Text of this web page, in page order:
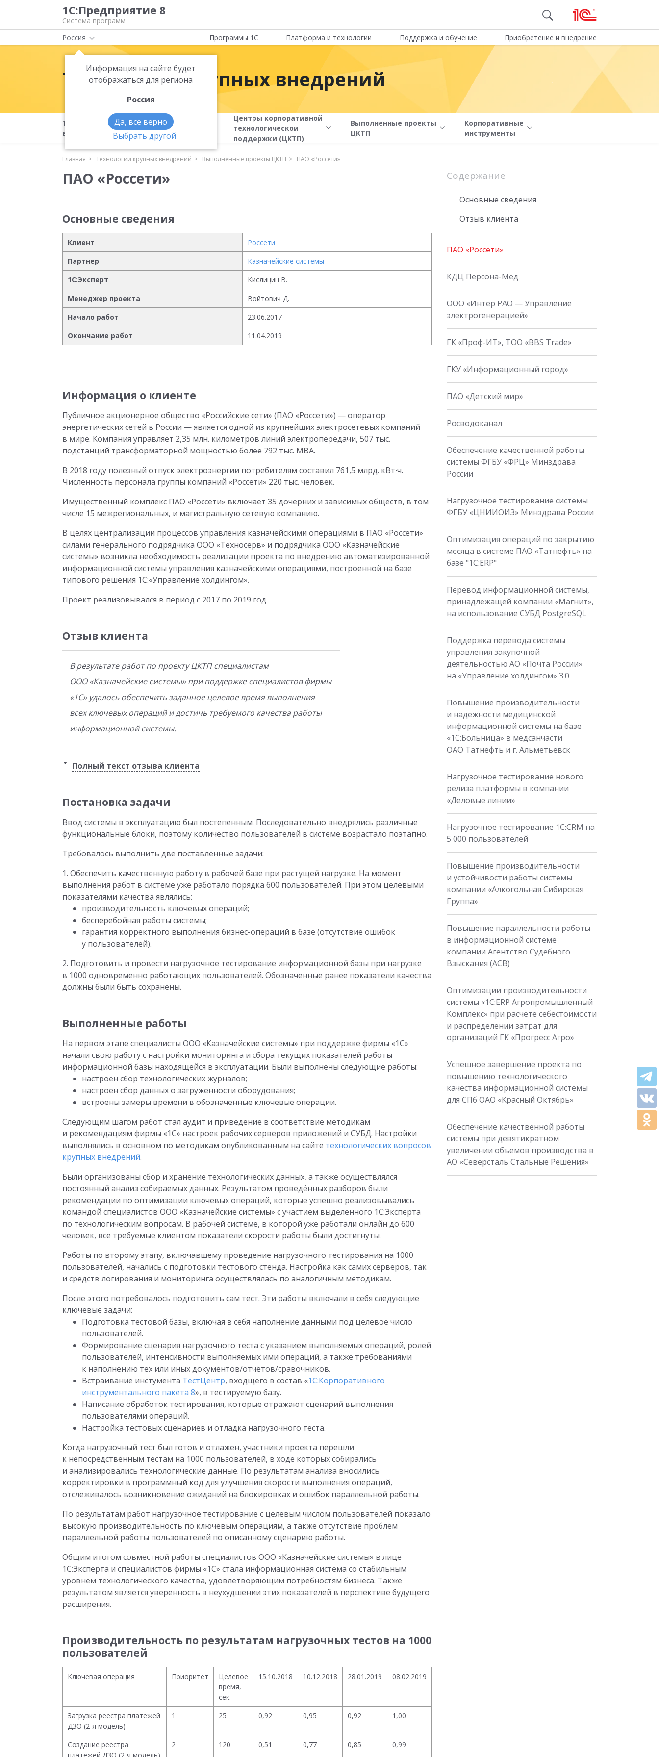
1С:Предприятие 8
Система программ
Россия
Информация на сайте будет
отображаться для региона
Россия
Да, все верно
Выбрать другой
Программы 1С Платформа и технологии Поддержка и обучение Приобретение и внедрение
Технологии крупных внедрений
Технологии крупных
внедрений
Бета-
тестирование
Центры корпоративной
технологической
поддержки (ЦКТП)
Выполненные проекты
ЦКТП
Корпоративные
инструменты
Главная Технологии крупных внедрений Выполненные проекты ЦКТП ПАО «Россети»
ПАО «Россети»
Основные сведения
Клиент
Россети
Партнер
Казначейские системы
1С:Эксперт
Кислицин В.
Менеджер проекта
Войтович Д.
Начало работ
23.06.2017
Окончание работ
11.04.2019
Информация о клиенте
Публичное акционерное общество «Российские сети» (ПАО «Россети») — оператор
энергетических сетей в России — является одной из крупнейших электросетевых компаний
в мире. Компания управляет 2,35 млн. километров линий электропередачи, 507 тыс.
подстанций трансформаторной мощностью более 792 тыс. МВА.
В 2018 году полезный отпуск электроэнергии потребителям составил 761,5 млрд. кВт∙ч.
Численность персонала группы компаний «Россети» 220 тыс. человек.
Имущественный комплекс ПАО «Россети» включает 35 дочерних и зависимых обществ, в том
числе 15 межрегиональных, и магистральную сетевую компанию.
В целях централизации процессов управления казначейскими операциями в ПАО «Россети»
силами генерального подрядчика ООО «Техносерв» и подрядчика ООО «Казначейские
системы» возникла необходимость реализации проекта по внедрению автоматизированной
информационной системы управления казначейскими операциями, построенной на базе
типового решения 1С:«Управление холдингом».
Проект реализовывался в период с 2017 по 2019 год.
Отзыв клиента
В результате работ по проекту ЦКТП специалистам
ООО «Казначейские системы» при поддержке специалистов фирмы
«1С» удалось обеспечить заданное целевое время выполнения
всех ключевых операций и достичь требуемого качества работы
информационной системы.
Полный текст отзыва клиента
Постановка задачи
Ввод системы в эксплуатацию был постепенным. Последовательно внедрялись различные
функциональные блоки, поэтому количество пользователей в системе возрастало поэтапно.
Требовалось выполнить две поставленные задачи:
1. Обеспечить качественную работу в рабочей базе при растущей нагрузке. На момент
выполнения работ в системе уже работало порядка 600 пользователей. При этом целевыми
показателями качества являлись:
производительность ключевых операций;
бесперебойная работы системы;
гарантия корректного выполнения бизнес-операций в базе (отсутствие ошибок
у пользователей).
2. Подготовить и провести нагрузочное тестирование информационной базы при нагрузке
в 1000 одновременно работающих пользователей. Обозначенные ранее показатели качества
должны были быть сохранены.
Выполненные работы
На первом этапе специалисты ООО «Казначейские системы» при поддержке фирмы «1С»
начали свою работу с настройки мониторинга и сбора текущих показателей работы
информационной базы находящейся в эксплуатации. Были выполнены следующие работы:
настроен сбор технологических журналов;
настроен сбор данных о загруженности оборудования;
встроены замеры времени в обозначенные ключевые операции.
Следующим шагом работ стал аудит и приведение в соответствие методикам
и рекомендациям фирмы «1С» настроек рабочих серверов приложений и СУБД. Настройки
выполнялись в основном по методикам опубликованным на сайте технологических вопросов
крупных внедрений.
Были организованы сбор и хранение технологических данных, а также осуществлялся
постоянный анализ собираемых данных. Результатом проведённых разборов были
рекомендации по оптимизации ключевых операций, которые успешно реализовывались
командой специалистов ООО «Казначейские системы» с участием выделенного 1С:Эксперта
по технологическим вопросам. В рабочей системе, в которой уже работали онлайн до 600
человек, все требуемые клиентом показатели скорости работы были достигнуты.
Работы по второму этапу, включавшему проведение нагрузочного тестирования на 1000
пользователей, начались с подготовки тестового стенда. Настройка как самих серверов, так
и средств логирования и мониторинга осуществлялась по аналогичным методикам.
После этого потребовалось подготовить сам тест. Эти работы включали в себя следующие
ключевые задачи:
Подготовка тестовой базы, включая в себя наполнение данными под целевое число
пользователей.
Формирование сценария нагрузочного теста с указанием выполняемых операций, ролей
пользователей, интенсивности выполняемых ими операций, а также требованиями
к наполнению тех или иных документов/отчётов/сравочников.
Встраивание инстумента ТестЦентр, входщего в состав «1С:Корпоративного
инструментального пакета 8», в тестируемую базу.
Написание обработок тестирования, которые отражают сценарий выполнения
пользователями операций.
Настройка тестовых сценариев и отладка нагрузочного теста.
Когда нагрузочный тест был готов и отлажен, участники проекта перешли
к непосредственным тестам на 1000 пользователей, в ходе которых собирались
и анализировались технологические данные. По результатам анализа вносились
корректировки в программный код для улучшения скорости выполнения операций,
отслеживалось возникновение ожиданий на блокировках и ошибок параллельной работы.
По результатам работ нагрузочное тестирование с целевым числом пользователей показало
высокую производительность по ключевым операциям, а также отсутствие проблем
параллельной работы пользователей по описанному сценарию работы.
Общим итогом совместной работы специалистов ООО «Казначейские системы» в лице
1С:Эксперта и специалистов фирмы «1С» стала информационная система со стабильным
уровнем технологического качества, удовлетворяющим потребностям бизнеса. Также
результатом является уверенность в неухудшении этих показателей в перспективе будущего
расширения.
Производительность по результатам нагрузочных тестов на 1000
пользователей
Ключевая операция Приоритет
Целевое
время,
сек.
15.10.2018 10.12.2018 28.01.2019 08.02.2019
Загрузка реестра платежей
ДЗО (2-я модель)
1 25 0,92 0,95 0,92 1,00
Создание реестра
платежей ДЗО (2-я модель)
2 120 0,51 0,77 0,85 0,99
Содержание
Основные сведения
Отзыв клиента
ПАО «Россети»
КДЦ Персона-Мед
ООО «Интер РАО — Управление
электрогенерацией»
ГК «Проф-ИТ», ТОО «BBS Trade»
ГКУ «Информационный город»
ПАО «Детский мир»
Росводоканал
Обеспечение качественной работы
системы ФГБУ «ФРЦ» Минздрава
России
Нагрузочное тестирование системы
ФГБУ «ЦНИИОИЗ» Минздрава России
Оптимизация операций по закрытию
месяца в системе ПАО «Татнефть» на
базе "1С:ERP"
Перевод информационной системы,
принадлежащей компании «Магнит»,
на использование СУБД PostgreSQL
Поддержка перевода системы
управления закупочной
деятельностью АО «Почта России»
на «Управление холдингом» 3.0
Повышение производительности
и надежности медицинской
информационной системы на базе
«1С:Больница» в медсанчасти
ОАО Татнефть и г. Альметьевск
Нагрузочное тестирование нового
релиза платформы в компании
«Деловые линии»
Нагрузочное тестирование 1С:CRM на
5 000 пользователей
Повышение производительности
и устойчивости работы системы
компании «Алкогольная Сибирская
Группа»
Повышение параллельности работы
в информационной системе
компании Агентство Судебного
Взыскания (АСВ)
Оптимизации производительности
системы «1С:ERP Агропромышленный
Комплекс» при расчете себестоимости
и распределении затрат для
организаций ГК «Прогресс Агро»
Успешное завершение проекта по
повышению технологического
качества информационной системы
для СПб ОАО «Красный Октябрь»
Обеспечение качественной работы
системы при девятикратном
увеличении объемов производства в
АО «Северсталь Стальные Решения»